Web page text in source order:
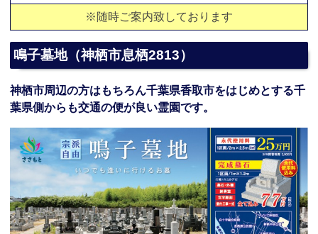
※随時ご案内致しております
鳴子墓地（神栖市息栖2813）
神栖市周辺の方はもちろん千葉県香取市をはじめとする千
葉県側からも交通の便が良い霊園です。